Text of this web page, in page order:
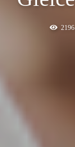
2196